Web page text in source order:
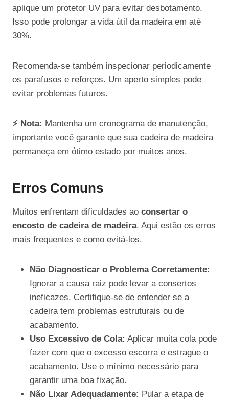
aplique um protetor UV para evitar desbotamento.
Isso pode prolongar a vida útil da madeira em até
30%.
Recomenda-se também inspecionar periodicamente
os parafusos e reforços. Um aperto simples pode
evitar problemas futuros.
⚡ Nota: Mantenha um cronograma de manutenção,
importante você garante que sua cadeira de madeira
permaneça em ótimo estado por muitos anos.
Erros Comuns
Muitos enfrentam dificuldades ao consertar o
encosto de cadeira de madeira. Aqui estão os erros
mais frequentes e como evitá-los.
Não Diagnosticar o Problema Corretamente:
Ignorar a causa raiz pode levar a consertos
ineficazes. Certifique-se de entender se a
cadeira tem problemas estruturais ou de
acabamento.
Uso Excessivo de Cola: Aplicar muita cola pode
fazer com que o excesso escorra e estrague o
acabamento. Use o mínimo necessário para
garantir uma boa fixação.
Não Lixar Adequadamente: Pular a etapa de